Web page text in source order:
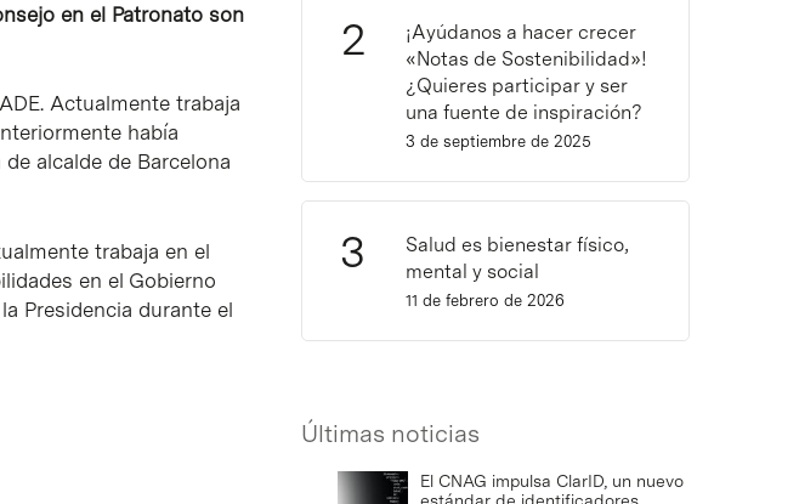
en el Patronato son
Actualmente trabaja
había
alcalde de Barcelona
trabaja en el
en el Gobierno
Presidencia durante el
¡Ayúdanos a hacer crecer
«Notas de Sostenibilidad»!
¿Quieres participar y ser
una fuente de inspiración?
3 de septiembre de 2025
Salud es bienestar físico,
mental y social
11 de febrero de 2026
Últimas noticias
El CNAG impulsa ClarID, un nuevo